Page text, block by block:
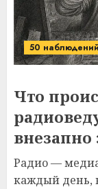
50
Что
Радио —
каждый день,